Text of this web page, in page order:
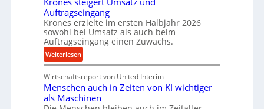
s
t
a
n
d
s
o
r
e
n
t
r
i
e
b
u
n
d
H
z
i
s
e
u
n
d
l
a
Auftragseingang
Krones erzielte im ersten Halbjahr 2026
sowohl bei Umsatz als auch beim
Auftragseingang einen Zuwachs.
Weiterlesen:
K
r
o
n
Wirtschaftsreport von United Interim
Menschen auch in Zeiten von KI wichtiger
als Maschinen